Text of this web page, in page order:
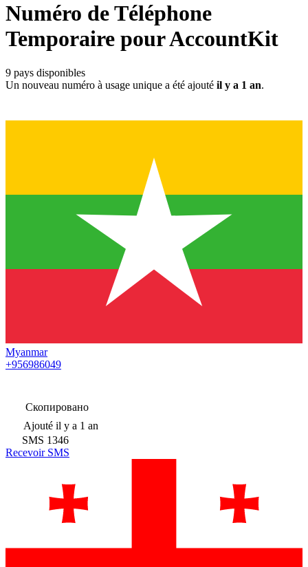
Numéro de Téléphone
Temporaire pourAccountKit
9 pays disponibles
Un nouveau numéro à usage unique a été ajouté il y a 1 an.
Myanmar
+956986049
Скопировано
Ajouté il y a 1 an
SMS 1346
Recevoir SMS